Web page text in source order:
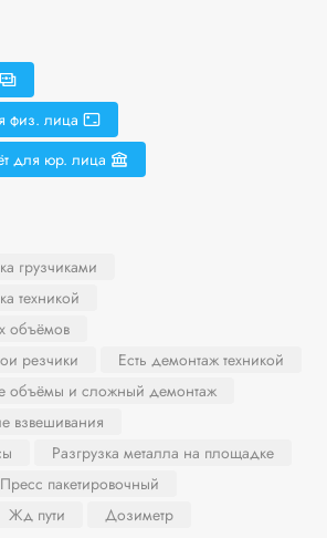
физ. лица
для юр. лица
грузчиками
техникой
объёмов
резчики
Есть демонтаж техникой
объёмы и сложный демонтаж
взвешивания
Разгрузка металла на площадке
Пресс пакетировочный
Жд пути Дозиметр